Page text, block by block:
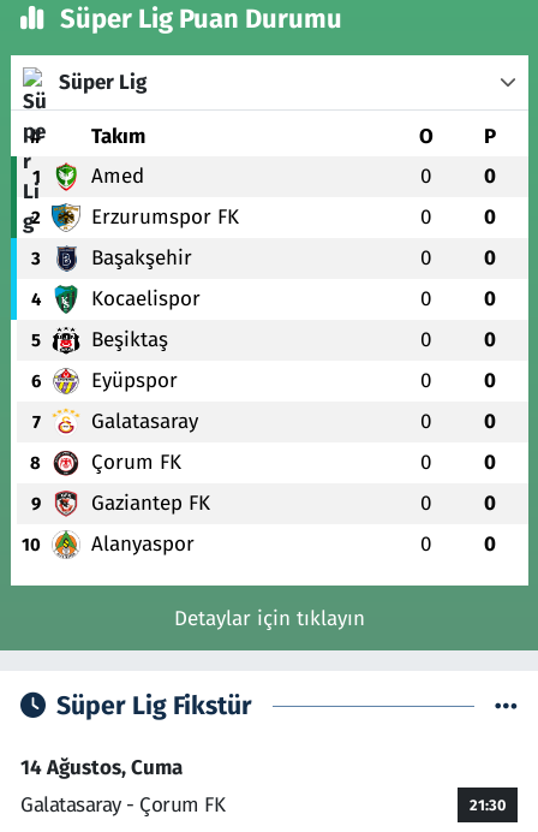
Süper Lig Puan Durumu
Süper Lig
# Takım O P
1 Amed 0 0
2 Erzurumspor FK 0 0
3 Başakşehir 0 0
4 Kocaelispor 0 0
5 Beşiktaş 0 0
6 Eyüpspor 0 0
7 Galatasaray 0 0
8 Çorum FK 0 0
9 Gaziantep FK 0 0
10 Alanyaspor 0 0
Detaylar için tıklayın
Süper Lig Fikstür
14 Ağustos, Cuma
Galatasaray - Çorum FK
21:30